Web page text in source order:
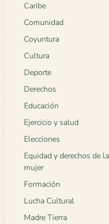
Caribe
Comunidad
Coyuntura
Cultura
Deporte
Derechos
Educación
Ejercicio y salud
Elecciones
Equidad y derechos de la
mujer
Formación
Lucha Cultural
Madre Tierra